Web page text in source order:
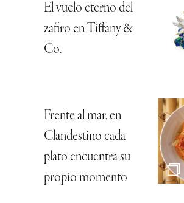
El vuelo eterno del
zafiro en Tiffany &
Co.
Frente al mar, en
Clandestino cada
plato encuentra su
propio momento